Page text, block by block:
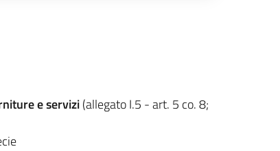
e servizi(allegato I.5 - art. 5 co. 8;